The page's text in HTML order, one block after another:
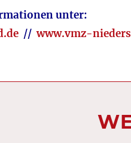
unter:
//www.vmz-